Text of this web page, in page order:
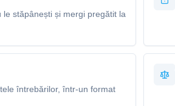
stăpânești și mergi pregătit la
întrebărilor, într-un format